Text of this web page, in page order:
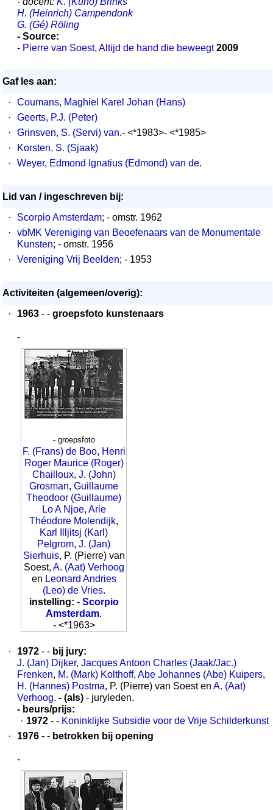
H. (Heinrich) Campendonk
G. (Gé) Röling
- Source:
- Pierre van Soest, Altijd de hand die beweegt 2009
Gaf les aan:
·
Coumans, Maghiel Karel Johan (Hans)
·
Geerts, P.J. (Peter)
·
Grinsven, S. (Servi) van.- <*1983>- <*1985>
·
Korsten, S. (Sjaak)
·
Weyer, Edmond Ignatius (Edmond) van de.
Lid van / ingeschreven bij:
·
Scorpio Amsterdam; - omstr. 1962
·
vbMK Vereniging van Beoefenaars van de Monumentale
Kunsten; - omstr. 1956
·
Vereniging Vrij Beelden; - 1953
Activiteiten (algemeen/overig):
·
1963 - - groepsfoto kunstenaars
-
- groepsfoto
F. (Frans) de Boo, Henri
Roger Maurice (Roger)
Chailloux, J. (John)
Grosman, Guillaume
Theodoor (Guillaume)
Lo A Njoe, Arie
Théodore Molendijk,
Karl Illjitsj (Karl)
Pelgrom, J. (Jan)
Sierhuis, P. (Pierre) van
Soest, A. (Aat) Verhoog
en Leonard Andries
(Leo) de Vries.
instelling: - Scorpio
Amsterdam.
- <*1963>
· 1972 - - bij jury:
J. (Jan) Dijker, Jacques Antoon Charles (Jaak/Jac.)
Frenken, M. (Mark) Kolthoff, Abe Johannes (Abe) Kuipers,
H. (Hannes) Postma, P. (Pierre) van Soest en A. (Aat)
Verhoog. - (als) - juryleden.
- beurs/prijs:
· 1972 - - Koninklijke Subsidie voor de Vrije Schilderkunst
·
1976 - - betrokken bij opening
-